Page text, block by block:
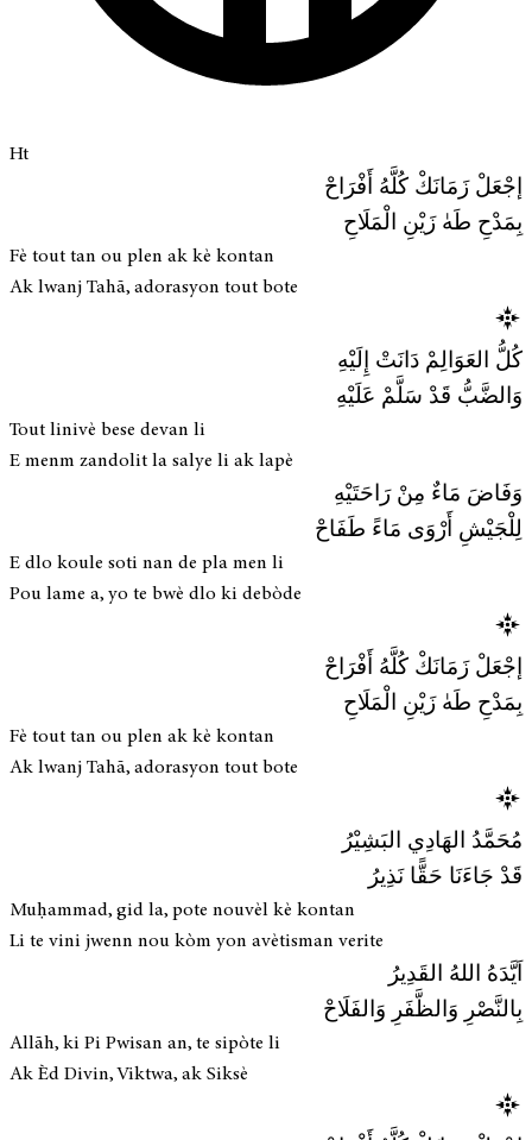
Ht
إجْعَلْ زَمَانَكْ كُلَّهُ أَفْرَاحْ
بِمَدْحِ طَهٰ زَيْنِ الْمَلَاحِ
Fè tout tan ou plen ak kè kontan
Ak lwanj Tahā, adorasyon tout bote
كُلُّ العَوَالِمْ دَانَتْ إِلَيْهِ
وَالضَّبُّ قَدْ سَلَّمْ عَلَيْهِ
Tout linivè bese devan li
E menm zandolit la salye li ak lapè
وَفَاضَ مَاءٌ مِنْ رَاحَتَيْهِ
لِلْجَيْشِ أَرْوَى مَاءً طَفَاحْ
E dlo koule soti nan de pla men li
Pou lame a, yo te bwè dlo ki debòde
إجْعَلْ زَمَانَكْ كُلَّهُ أَفْرَاحْ
بِمَدْحِ طَهٰ زَيْنِ الْمَلَاحِ
Fè tout tan ou plen ak kè kontan
Ak lwanj Tahā, adorasyon tout bote
مُحَمَّدُ الهَادِي البَشِيْرُ
قَدْ جَاءَنَا حَقًّا نَذِيرُ
Muḥammad, gid la, pote nouvèl kè kontan
Li te vini jwenn nou kòm yon avètisman verite
اَيَّدَهُ اللهُ القَدِيرُ
بِالنَّصْرِ وَالظَّفَرِ وَالفَلَاحْ
Allāh, ki Pi Pwisan an, te sipòte li
Ak Èd Divin, Viktwa, ak Siksè